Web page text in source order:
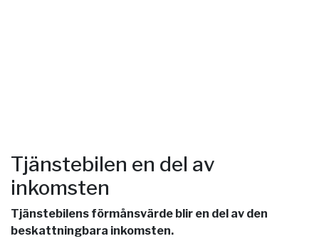
Tjänstebilen en del av
inkomsten
Tjänstebilens förmånsvärde blir en del av den
beskattningbara inkomsten.